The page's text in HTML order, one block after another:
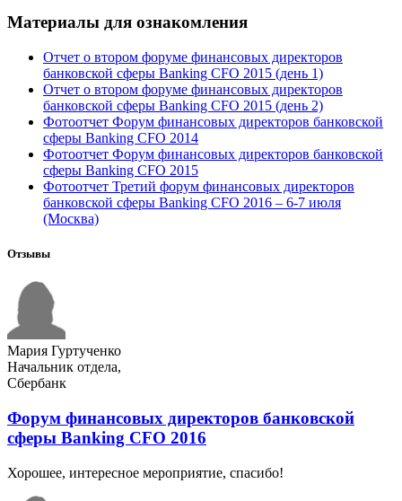
Материалы для ознакомления
Отчет о втором форуме финансовых директоров
банковской сферы Banking CFO 2015 (день 1)
Отчет о втором форуме финансовых директоров
банковской сферы Banking CFO 2015 (день 2)
Фотоотчет Форум финансовых директоров банковской
сферы Banking CFO 2014
Фотоотчет Форум финансовых директоров банковской
сферы Banking CFO 2015
Фотоотчет Третий форум финансовых директоров
банковской сферы Banking CFO 2016 – 6-7 июля
(Москва)
Отзывы
Мария Гуртученко
Начальник отдела,
Сбербанк
Форум финансовых директоров банковской
сферы Banking CFO 2016
Хорошее, интересное мероприятие, спасибо!